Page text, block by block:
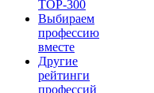
TOP-300
Выбираем
профессию
вместе
Другие
рейтинги
профессий